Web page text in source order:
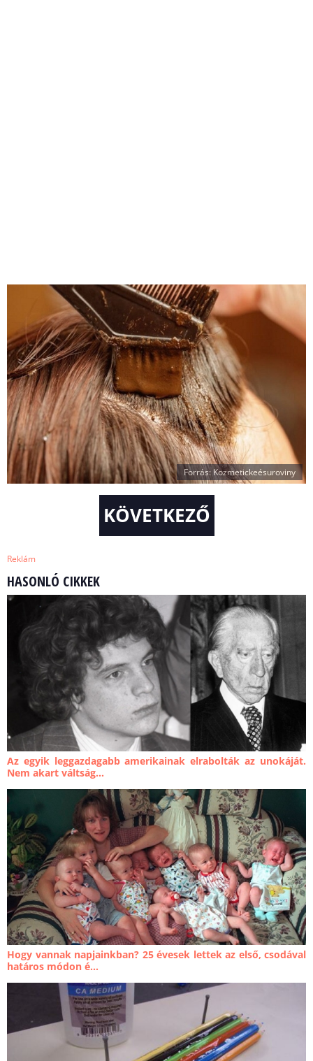
Forrás: Kozmetickeésuroviny
KÖVETKEZŐ
Reklám
HASONLÓ CIKKEK
Az egyik leggazdagabb amerikainak elrabolták az unokáját.
Nem akart váltság...
Hogy vannak napjainkban? 25 évesek lettek az első, csodával
határos módon é...